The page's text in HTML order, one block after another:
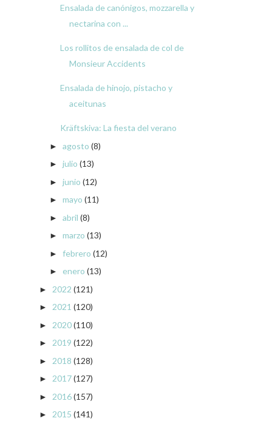
Ensalada de canónigos, mozzarella y
nectarina con ...
Los rollitos de ensalada de col de
Monsieur Accidents
Ensalada de hinojo, pistacho y
aceitunas
Kräftskiva: La fiesta del verano
► agosto (8)
► julio (13)
► junio (12)
► mayo (11)
► abril (8)
► marzo (13)
► febrero (12)
► enero (13)
► 2022 (121)
► 2021 (120)
► 2020(110)
► 2019 (122)
► 2018 (128)
► 2017(127)
► 2016(157)
► 2015 (141)